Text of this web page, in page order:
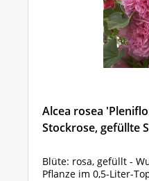
Alcea rosea
Stockrose, gefüllte
Blüte: rosa, gefüllt -
Pflanze im 0,5-Liter-